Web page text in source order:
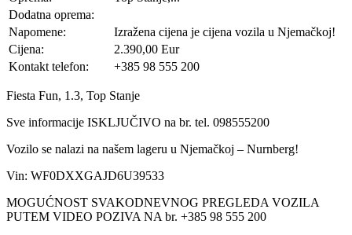
Dodatna oprema:
Napomene:
Izražena cijena je cijena vozila u Njemačkoj!
Cijena:
2.390,00 Eur
Kontakt telefon:
+385 98 555 200
Fiesta Fun, 1.3, Top Stanje
Sve informacije ISKLJUČIVO na br. tel. 098555200
Vozilo se nalazi na našem lageru u Njemačkoj – Nurnberg!
Vin: WF0DXXGAJD6U39533
MOGUĆNOST SVAKODNEVNOG PREGLEDA VOZILA
PUTEM VIDEO POZIVA NA br. +385 98 555 200